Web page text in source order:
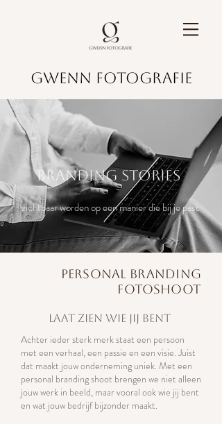
GWENN FOTOGRAFIE
branding stories
zichtbaar worden op een manier die bij je past
personal branding
fotoshoot
laat zien wie jij bent
Achter ieder sterk merk staat een persoon
met een verhaal, een passie en een visie. Juist
dat maakt jouw onderneming uniek. Met een
personal branding shoot brengen we niet alleen
jouw werk in beeld, maar vooral ook wie jij bent
en wat jouw bedrijf bijzonder maakt.